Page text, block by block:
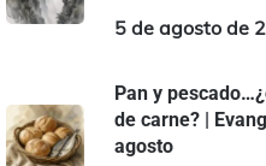
5 de agosto de
Pan y
de carne? |
agosto